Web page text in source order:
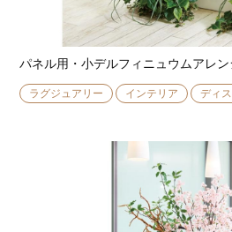
パネル用・小デルフィニュウムアレン
ラグジュアリー インテリア ディ